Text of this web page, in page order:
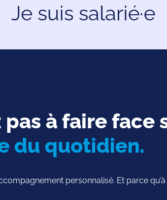
Je suis salarié·e
à faire face
du quotidien.
personnalisé. Et parce